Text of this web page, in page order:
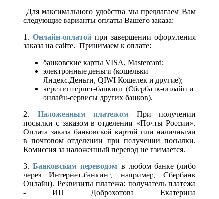
Для максимального удобства мы предлагаем Вам
следующие варианты оплаты Вашего заказа:
1. Онлайн-оплатой при завершении оформления
заказа на сайте. Принимаем к оплате:
банковские карты VISA, Mastercard;
электронные деньги (кошельки
Яндекс.Деньги, QIWI Кошелек и другие);
через интернет-банкинг (Сбербанк-онлайн и
онлайн-сервисы других банков).
2. Наложенным платежом При получении
посылки с заказом в отделении «Почты России».
Оплата заказа банковской картой или наличными
в почтовом отделении при получении посылки.
Комиссия за наложенный перевод не взимается.
3.Банковским переводом в любом банке (либо
через Интернет-банкинг, например, Сбербанк
Онлайн). Реквизиты платежа: получатель платежа
- ИП Доброхотова Екатерина